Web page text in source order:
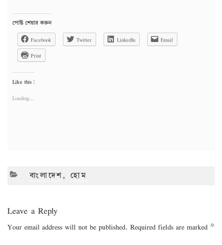
পোষ্ট শেয়ার করুন
Facebook
Twitter LinkedIn
Email
Print
Like this:
Loading...
CATEGORIES
বাংলাদেশ,হোম
Leave a Reply
Your email address will not be published. Required fields are marked *